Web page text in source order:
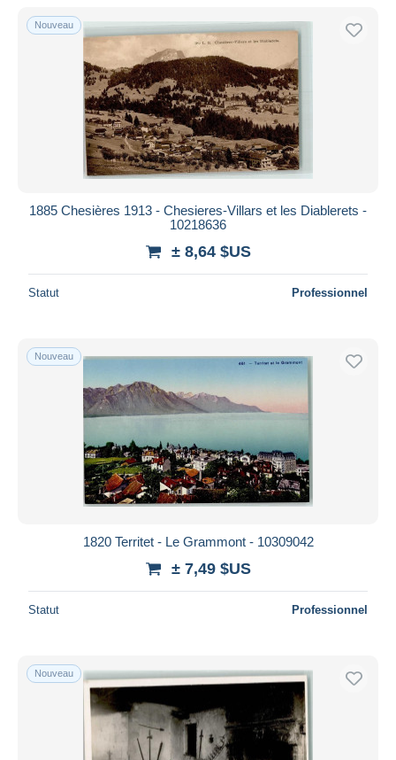
Uniquement en réduction
Méthodes de paiement
PayPal
Virement bancaire
Visa
Mastercard
Bancontact
Monde entier
Appliquer
Nouveau
1885 Chesières 1913 - Chesieres-Villars et les Diablerets -
10218636
± 8,64 $US
Statut Professionnel
Nouveau
1820 Territet - Le Grammont - 10309042
± 7,49 $US
Statut Professionnel
Nouveau